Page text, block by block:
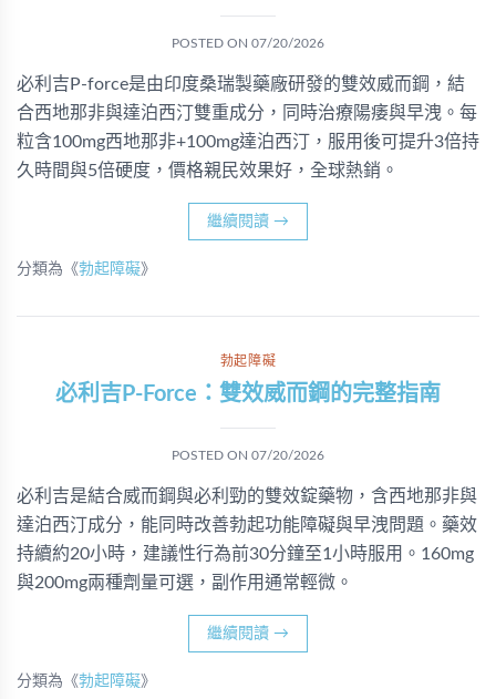
POSTED ON 07/20/2026
必利吉P-force是由印度桑瑞製藥廠研發的雙效威而鋼，結
合西地那非與達泊西汀雙重成分，同時治療陽痿與早洩。每
粒含100mg西地那非+100mg達泊西汀，服用後可提升3倍持
久時間與5倍硬度，價格親民效果好，全球熱銷。
繼續閱讀 →
分類為《勃起障礙》
勃起障礙
必利吉P-Force：雙效威而鋼的完整指南
POSTED ON 07/20/2026
必利吉是結合威而鋼與必利勁的雙效錠藥物，含西地那非與
達泊西汀成分，能同時改善勃起功能障礙與早洩問題。藥效
持續約20小時，建議性行為前30分鐘至1小時服用。160mg
與200mg兩種劑量可選，副作用通常輕微。
繼續閱讀 →
分類為《勃起障礙》